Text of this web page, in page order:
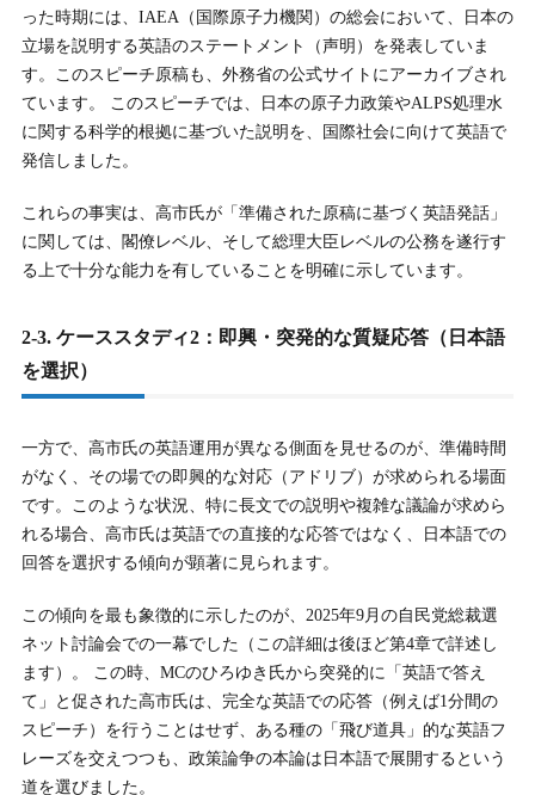
った時期には、IAEA（国際原子力機関）の総会において、日本の
立場を説明する英語のステートメント（声明）を発表していま
す。このスピーチ原稿も、外務省の公式サイトにアーカイブされ
ています。 このスピーチでは、日本の原子力政策やALPS処理水
に関する科学的根拠に基づいた説明を、国際社会に向けて英語で
発信しました。
これらの事実は、高市氏が「準備された原稿に基づく英語発話」
に関しては、閣僚レベル、そして総理大臣レベルの公務を遂行す
る上で十分な能力を有していることを明確に示しています。
2-3. ケーススタディ2：即興・突発的な質疑応答（日本語
を選択）
一方で、高市氏の英語運用が異なる側面を見せるのが、準備時間
がなく、その場での即興的な対応（アドリブ）が求められる場面
です。このような状況、特に長文での説明や複雑な議論が求めら
れる場合、高市氏は英語での直接的な応答ではなく、日本語での
回答を選択する傾向が顕著に見られます。
この傾向を最も象徴的に示したのが、2025年9月の自民党総裁選
ネット討論会での一幕でした（この詳細は後ほど第4章で詳述し
ます）。 この時、MCのひろゆき氏から突発的に「英語で答え
て」と促された高市氏は、完全な英語での応答（例えば1分間の
スピーチ）を行うことはせず、ある種の「飛び道具」的な英語フ
レーズを交えつつも、政策論争の本論は日本語で展開するという
道を選びました。